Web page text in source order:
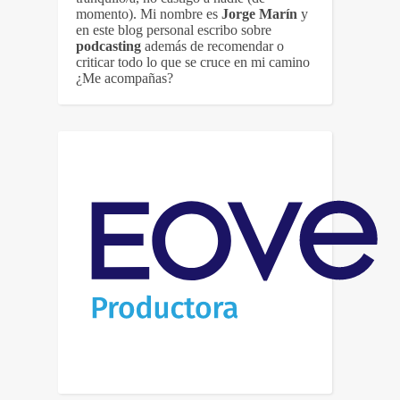
momento). Mi nombre es Jorge Marín y
en este blog personal escribo sobre
podcasting además de recomendar o
criticar todo lo que se cruce en mi camino
¿Me acompañas?